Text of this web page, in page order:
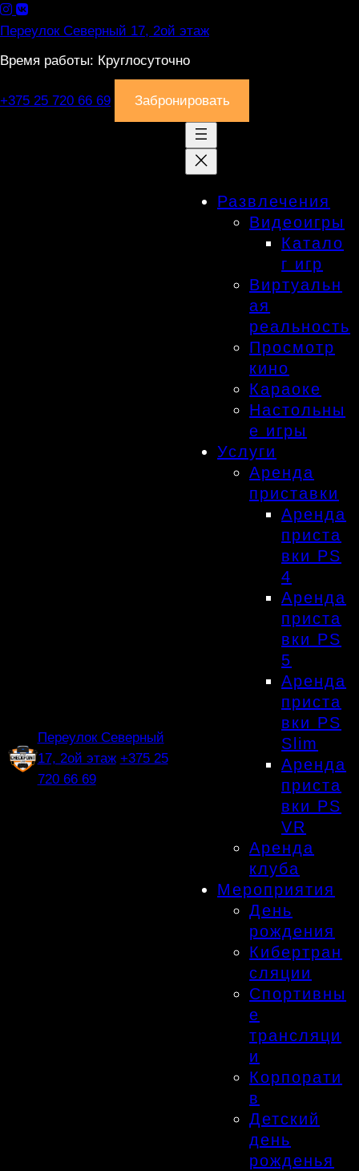
Перейти
кПереулок Северный 17, 2ой этаж
Время работы: Круглосуточно
+375 25 720 66 69 Забронировать
Переулок Северный
17, 2ой этаж +375 25
720 66 69
Развлечения
Видеоигры
Катало
г игр
Виртуальн
ая
реальность
Просмотр
кино
Караоке
Настольны
е игры
Услуги
Аренда
приставки
Аренда
приста
вки PS
4
Аренда
приста
вки PS
5
Аренда
приста
вки PS
Slim
Аренда
приста
вки PS
VR
Аренда
клуба
Мероприятия
День
рождения
Кибертран
сляции
Спортивны
е
трансляци
и
Корпорати
в
Детский
день
рожденья